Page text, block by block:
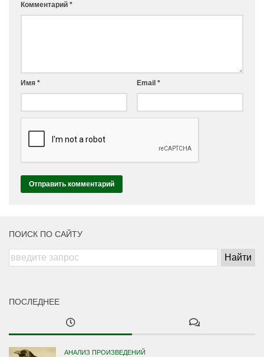
Комментарий *
Имя * Email *
ПОИСК ПО САЙТУ
ПОСЛЕДНЕЕ
АНАЛИЗ ПРОИЗВЕДЕНИЙ